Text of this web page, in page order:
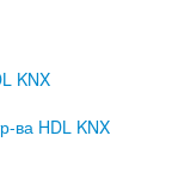
KNX
ва HDL KNX